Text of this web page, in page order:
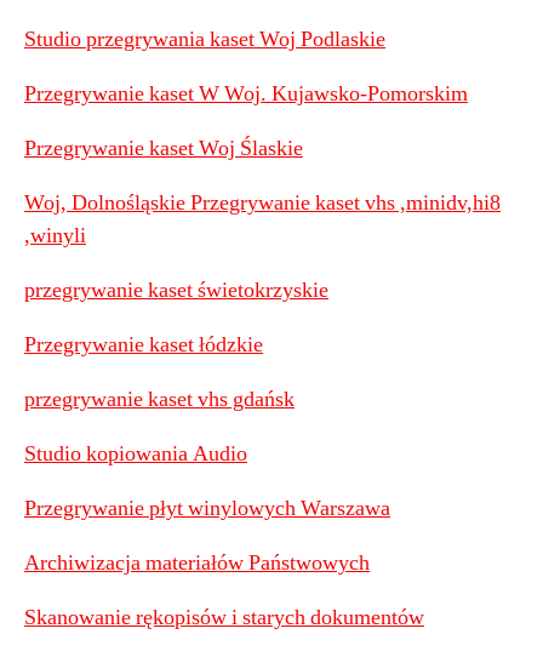
Studio przegrywania kaset Woj Podlaskie
Przegrywanie kaset W Woj. Kujawsko-Pomorskim
Przegrywanie kaset Woj Ślaskie
Woj, Dolnośląskie Przegrywanie kaset vhs ,minidv,hi8
,winyli
przegrywanie kaset świetokrzyskie
Przegrywanie kaset łódzkie
przegrywanie kaset vhs gdańsk
Studio kopiowania Audio
Przegrywanie płyt winylowych Warszawa
Archiwizacja materiałów Państwowych
Skanowanie rękopisów i starych dokumentów